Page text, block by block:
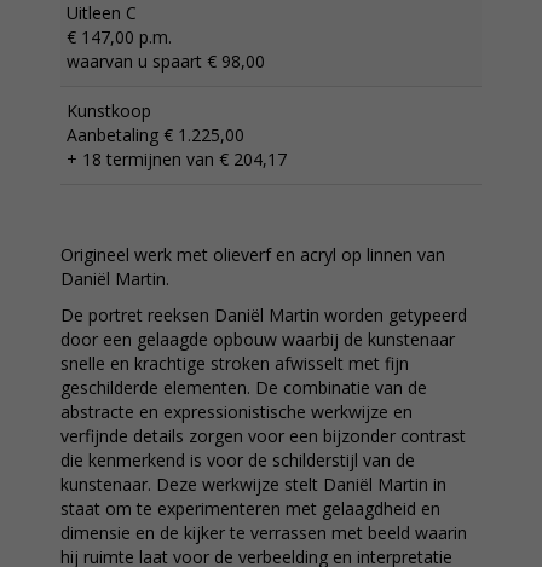
Uitleen C
€ 147,00 p.m.
waarvan u spaart € 98,00
Kunstkoop
Aanbetaling € 1.225,00
+ 18 termijnen van € 204,17
Origineel werk met olieverf en acryl op linnen van
Daniël Martin.
De portret reeksen Daniël Martin worden getypeerd
door een gelaagde opbouw waarbij de kunstenaar
snelle en krachtige stroken afwisselt met fijn
geschilderde elementen. De combinatie van de
abstracte en expressionistische werkwijze en
verfijnde details zorgen voor een bijzonder contrast
die kenmerkend is voor de schilderstijl van de
kunstenaar. Deze werkwijze stelt Daniël Martin in
staat om te experimenteren met gelaagdheid en
dimensie en de kijker te verrassen met beeld waarin
hij ruimte laat voor de verbeelding en interpretatie